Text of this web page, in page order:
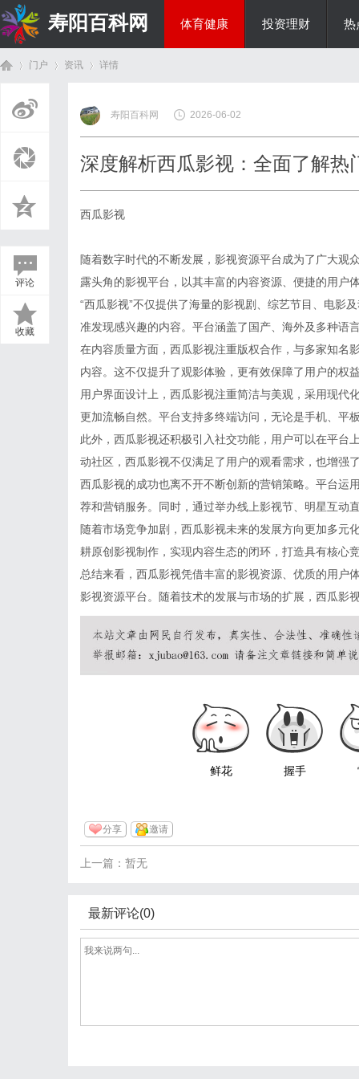
寿阳百科网 体育健康 投资理财 热
门户 资讯
›
详情
评论
收藏
寿阳百科网 2026-06-02
深度解析西瓜影视：全面了解
西瓜影视
随着数字时代的不断发展，影视资源平台成为了广大观
露头角的影视平台，以其丰富的内容资源、便捷的用户
“西瓜影视”不仅提供了海量的影视剧、综艺节目、电影
准发现感兴趣的内容。平台涵盖了国产、海外及多种语
在内容质量方面，西瓜影视注重版权合作，与多家知名
内容。这不仅提升了观影体验，更有效保障了用户的权
用户界面设计上，西瓜影视注重简洁与美观，采用现代
更加流畅自然。平台支持多终端访问，无论是手机、平
此外，西瓜影视还积极引入社交功能，用户可以在平台
动社区，西瓜影视不仅满足了用户的观看需求，也增强
西瓜影视的成功也离不开不断创新的营销策略。平台运
荐和营销服务。同时，通过举办线上影视节、明星互动
随着市场竞争加剧，西瓜影视未来的发展方向更加多元
耕原创影视制作，实现内容生态的闭环，打造具有核心
总结来看，西瓜影视凭借丰富的影视资源、优质的用户
影视资源平台。随着技术的发展与市场的扩展，西瓜影
鲜花 握手
分享 邀请
上一篇：暂无
最新评论(0)